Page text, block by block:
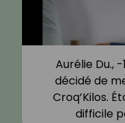
Aurélie Du., -
décidé de
Croq’Kilos.
difficile